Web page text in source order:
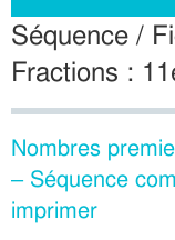
Séquence /
Fractions :
Nombres
– Séquence
imprimer